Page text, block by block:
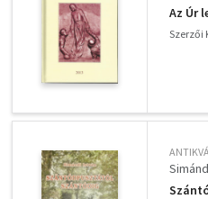
Az Úr
Szerzői